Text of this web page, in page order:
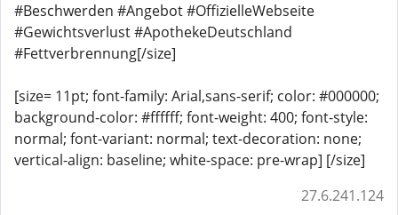
#Beschwerden #Angebot #OffizielleWebseite
#Gewichtsverlust #ApothekeDeutschland
#Fettverbrennung[/size]
[size= 11pt; font-family: Arial,sans-serif; color: #000000;
background-color: #ffffff; font-weight: 400; font-style:
normal; font-variant: normal; text-decoration: none;
vertical-align: baseline; white-space: pre-wrap] [/size]
27.6.241.124